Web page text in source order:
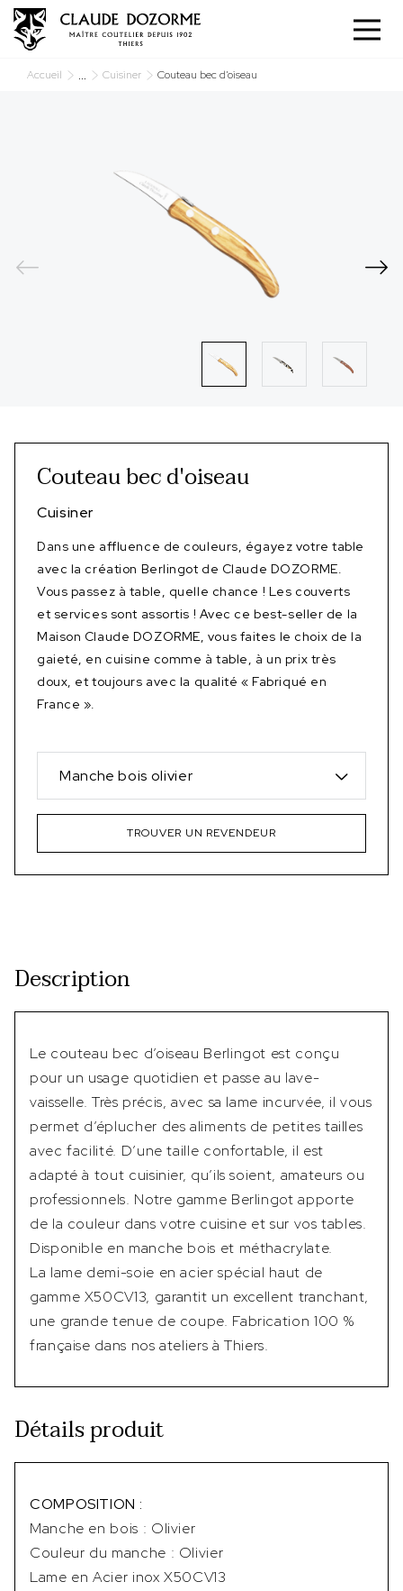
Accueil ... Cuisiner Couteau bec d’oiseau
Couteau bec d'oiseau
Cuisiner
Dans une affluence de couleurs, égayez votre table
avec la création Berlingot de Claude DOZORME.
Vous passez à table, quelle chance ! Les couverts
et services sont assortis ! Avec ce best-seller de la
Maison Claude DOZORME, vous faites le choix de la
gaieté, en cuisine comme à table, à un prix très
doux, et toujours avec la qualité « Fabriqué en
France ».
Manche bois olivier
TROUVER UN REVENDEUR
Description
Le couteau bec d’oiseau Berlingot est conçu
pour un usage quotidien et passe au lave-
vaisselle. Très précis, avec sa lame incurvée, il vous
permet d’éplucher des aliments de petites tailles
avec facilité. D’une taille confortable, il est
adapté à tout cuisinier, qu’ils soient, amateurs ou
professionnels. Notre gamme Berlingot apporte
de la couleur dans votre cuisine et sur vos tables.
Disponible en manche bois et méthacrylate.
La lame demi-soie en acier spécial haut de
gamme X50CV13, garantit un excellent tranchant,
une grande tenue de coupe. Fabrication 100 %
française dans nos ateliers à Thiers.
Détails produit
COMPOSITION :
Manche en bois : Olivier
Couleur du manche : Olivier
Lame en Acier inox X50CV13
Panneau de gestion des cookies